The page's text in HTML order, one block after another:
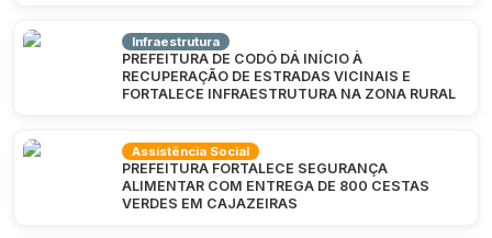
Infraestrutura
PREFEITURA DE CODÓ DÁ INÍCIO À
RECUPERAÇÃO DE ESTRADAS VICINAIS E
FORTALECE INFRAESTRUTURA NA ZONA RURAL
Assistência Social
PREFEITURA FORTALECE SEGURANÇA
ALIMENTAR COM ENTREGA DE 800 CESTAS
VERDES EM CAJAZEIRAS